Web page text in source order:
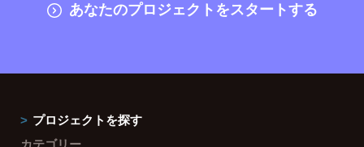
あなたのプロジェクトをスタートする
プロジェクトを探す